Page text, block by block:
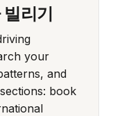
리기
your
and
book